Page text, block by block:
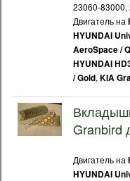
23060-83000,
Двигатель на
HYUNDAI
AeroSpace /
HYUNDAI
/ Gold, KIA
Granbird
Двигатель на
HYUNDAI